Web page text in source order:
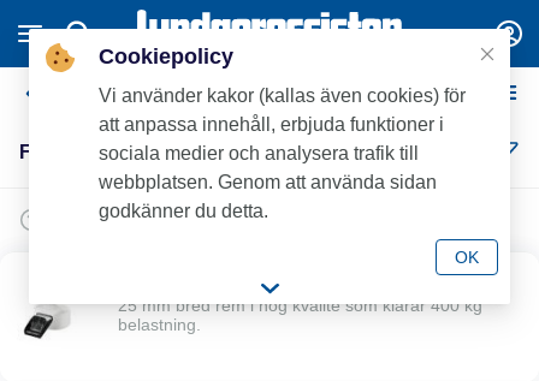
Förvaring
Förvaring (23)
25 mm bred rem i hög kvalité som klarar 400 kg
belastning.
Cookiepolicy
Vi använder kakor (kallas även cookies) för
att anpassa innehåll, erbjuda funktioner i
sociala medier och analysera trafik till
webbplatsen. Genom att använda sidan
godkänner du detta.
OK